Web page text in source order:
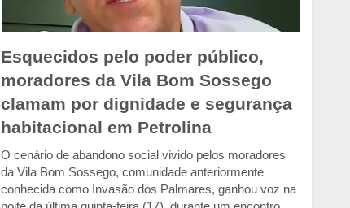
Esquecidos pelo poder público,
moradores da Vila Bom Sossego
clamam por dignidade e segurança
habitacional em Petrolina
O cenário de abandono social vivido pelos moradores
da Vila Bom Sossego, comunidade anteriormente
conhecida como Invasão dos Palmares, ganhou voz na